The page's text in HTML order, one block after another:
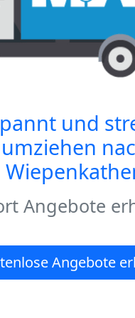
und
umziehen
Angebote
Angebote